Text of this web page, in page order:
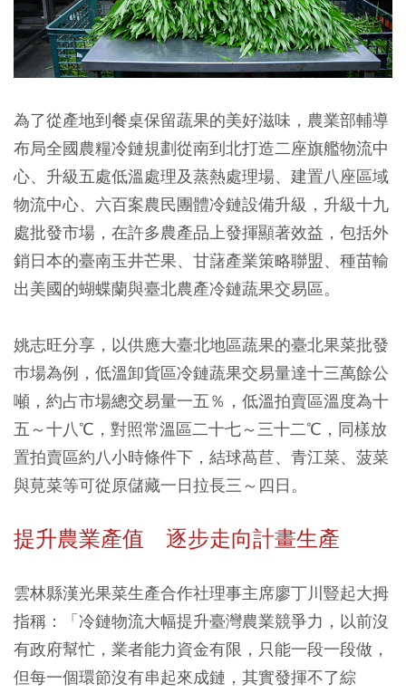
為了從產地到餐桌保留蔬果的美好滋味，農業部輔導
布局全國農糧冷鏈規劃從南到北打造二座旗艦物流中
心、升級五處低溫處理及蒸熱處理場、建置八座區域
物流中心、六百案農民團體冷鏈設備升級，升級十九
處批發市場，在許多農產品上發揮顯著效益，包括外
銷日本的臺南玉井芒果、甘藷產業策略聯盟、種苗輸
出美國的蝴蝶蘭與臺北農產冷鏈蔬果交易區。
姚志旺分享，以供應大臺北地區蔬果的臺北果菜批發
巿場為例，低溫卸貨區冷鏈蔬果交易量達十三萬餘公
噸，約占市場總交易量一五％，低溫拍賣區溫度為十
五～十八℃，對照常溫區二十七～三十二℃，同樣放
置拍賣區約八小時條件下，結球萵苣、青江菜、菠菜
與莧菜等可從原儲藏一日拉長三～四日。
提升農業產值 逐步走向計畫生產
雲林縣漢光果菜生產合作社理事主席廖丁川豎起大拇
指稱：「冷鏈物流大幅提升臺灣農業競爭力，以前沒
有政府幫忙，業者能力資金有限，只能一段一段做，
但每一個環節沒有串起來成鏈，其實發揮不了綜